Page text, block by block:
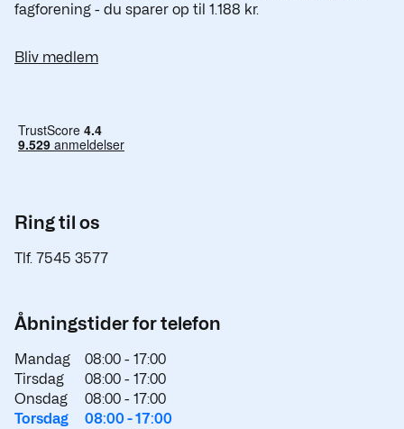
fagforening - du sparer op til 1.188 kr.
Bliv medlem
Ring til os
Tlf. 7545 3577
Åbningstider for telefon
Mandag 08:00 - 17:00
Tirsdag
08:00 - 17:00
Onsdag
08:00 - 17:00
Torsdag
08:00 -17:00